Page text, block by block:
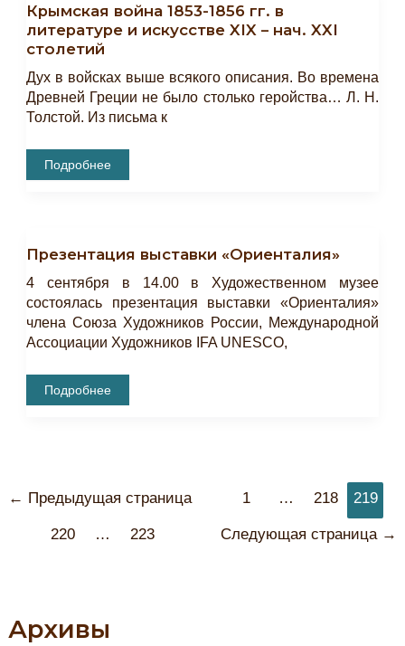
Архивы
Крымская война 1853-1856 гг. в
литературе и искусстве XIX – нач. XXI
столетий
Дух в войсках выше всякого описания. Во времена
Древней Греции не было столько геройства… Л. Н.
Толстой. Из письма к
Крымская
Война
И
XIX
–
Нач.
Столетий
Подробнее
Презентация выставки «Ориенталия»
4 сентября в 14.00 в Художественном музее
состоялась презентация выставки «Ориенталия»
члена Союза Художников России, Международной
Ассоциации Художников IFA UNESCO,
Презентация
Выставки
Подробнее
Постраничная
навигация
← Предыдущая страница 1 … 218 219
220 … 223 Следующая страница →